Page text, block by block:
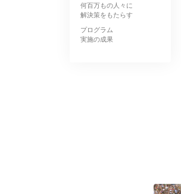
何百万もの人々に
解決策をもたらす
プログラム
実施の成果